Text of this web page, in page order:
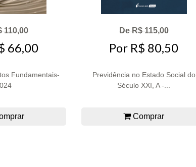
110,00
66,00
Fundamentais-
De R$ 115,00
Por R$ 80,50
Previdência no Estado Social do
Século XXI, A -...
Comprar